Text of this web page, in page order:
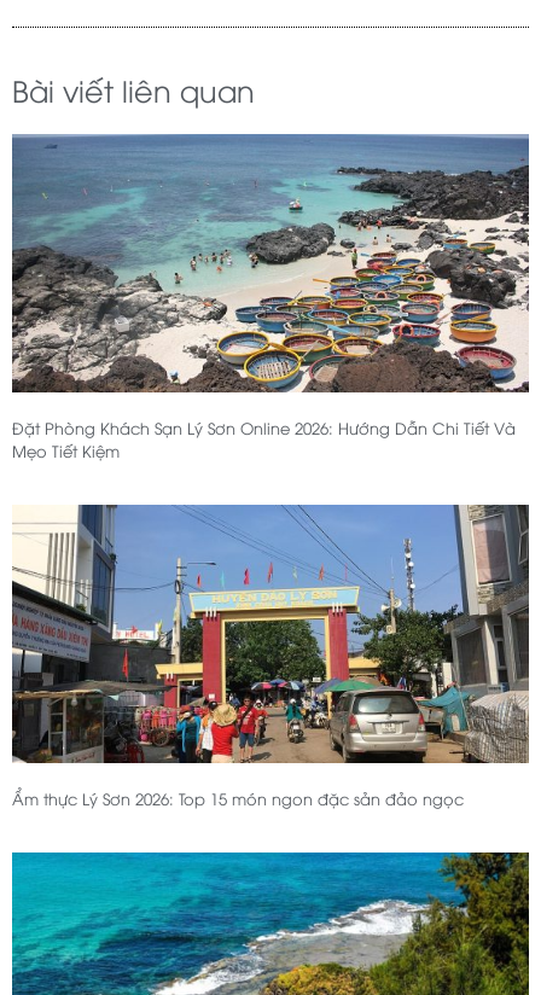
Bài viết liên quan
Đặt Phòng Khách Sạn Lý Sơn Online 2026: Hướng Dẫn Chi Tiết Và
Mẹo Tiết Kiệm
Ẩm thực Lý Sơn 2026: Top 15 món ngon đặc sản đảo ngọc